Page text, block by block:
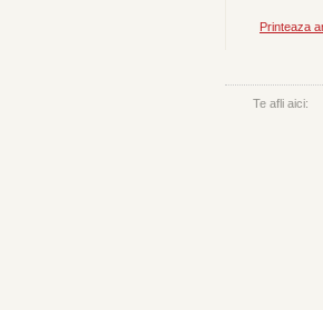
Printeaza
Te afli aici: